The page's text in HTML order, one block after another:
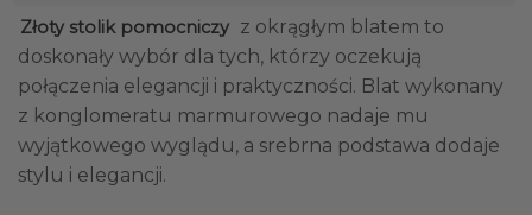
Złoty stolik pomocniczy z okrągłym blatem to
doskonały wybór dla tych, którzy oczekują
połączenia elegancji i praktyczności. Blat wykonany
z konglomeratu marmurowego nadaje mu
wyjątkowego wyglądu, a srebrna podstawa dodaje
stylu i elegancji.